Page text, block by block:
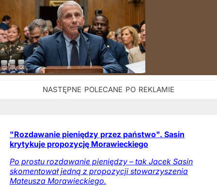
"Rozdawanie pieniędzy przez państwo". Sasin
krytykuje propozycję Morawieckiego
Po prostu rozdawanie pieniędzy – tak Jacek Sasin
skomentował jedną z propozycji stowarzyszenia
Mateusza Morawieckiego.